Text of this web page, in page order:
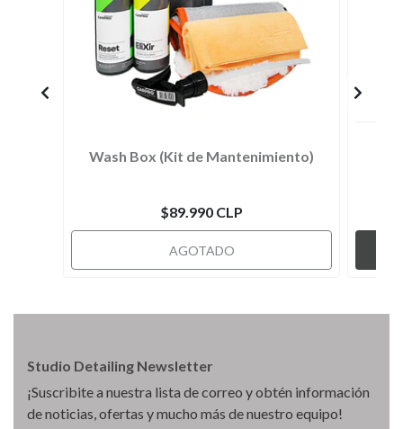
Wash Box (Kit de Mantenimiento)
$89.990 CLP
AGOTADO
Studio Detailing Newsletter
¡Suscribite a nuestra lista de correo y obtén información
de noticias, ofertas y mucho más de nuestro equipo!